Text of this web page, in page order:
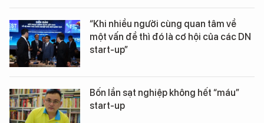
“Khi nhiều người cùng quan tâm về
một vấn đề thì đó là cơ hội của các DN
start-up”
Bốn lần sạt nghiệp không hết “máu”
start-up